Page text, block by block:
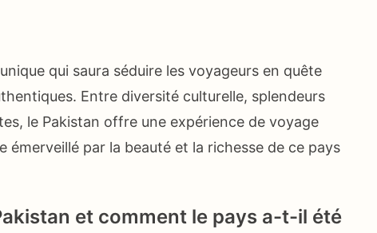
qui saura séduire les voyageurs en quête
Entre diversité culturelle, splendeurs
le Pakistan offre une expérience de voyage
émerveillé par la beauté et la richesse de ce pays
et comment le pays a-t-il été